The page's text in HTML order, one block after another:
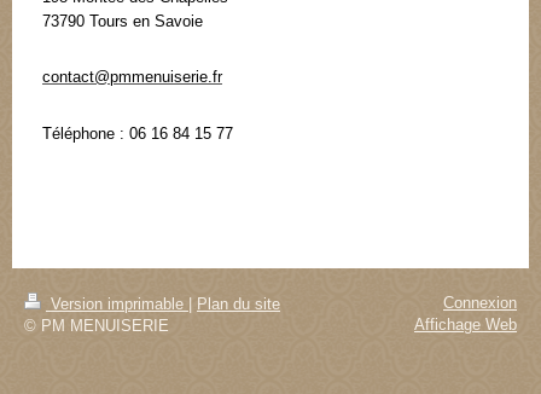
73790 Tours en Savoie
contact@pmmenuiserie.fr
Téléphone : 06 16 84 15 77
Version imprimable
Plan du site
© PM MENUISERIE
Connexion
Affichage Web